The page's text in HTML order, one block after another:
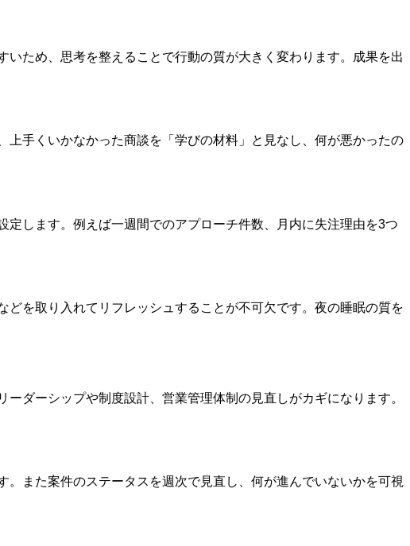
ため、思考を整えることで行動の質が大きく変わります。成果を出
手くいかなかった商談を「学びの材料」と見なし、何が悪かったの
します。例えば一週間でのアプローチ件数、月内に失注理由を3つ
を取り入れてリフレッシュすることが不可欠です。夜の睡眠の質を
ダーシップや制度設計、営業管理体制の見直しがカギになります。
また案件のステータスを週次で見直し、何が進んでいないかを可視